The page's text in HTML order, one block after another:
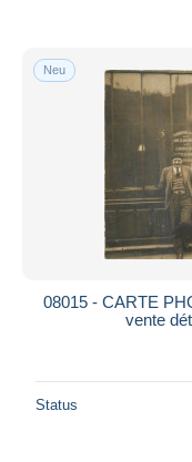
Neu
08015 - CARTE
vente
Status